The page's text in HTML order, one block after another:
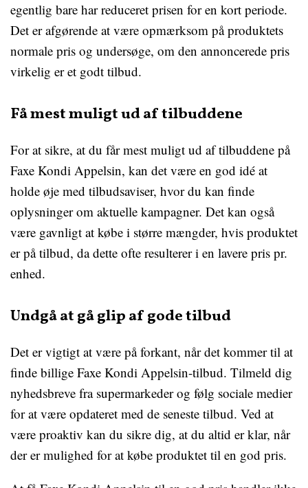
egentlig bare har reduceret prisen for en kort periode.
Det er afgørende at være opmærksom på produktets
normale pris og undersøge, om den annoncerede pris
virkelig er et godt tilbud.
Få mest muligt ud af tilbuddene
For at sikre, at du får mest muligt ud af tilbuddene på
Faxe Kondi Appelsin, kan det være en god idé at
holde øje med tilbudsaviser, hvor du kan finde
oplysninger om aktuelle kampagner. Det kan også
være gavnligt at købe i større mængder, hvis produktet
er på tilbud, da dette ofte resulterer i en lavere pris pr.
enhed.
Undgå at gå glip af gode tilbud
Det er vigtigt at være på forkant, når det kommer til at
finde billige Faxe Kondi Appelsin-tilbud. Tilmeld dig
nyhedsbreve fra supermarkeder og følg sociale medier
for at være opdateret med de seneste tilbud. Ved at
være proaktiv kan du sikre dig, at du altid er klar, når
der er mulighed for at købe produktet til en god pris.